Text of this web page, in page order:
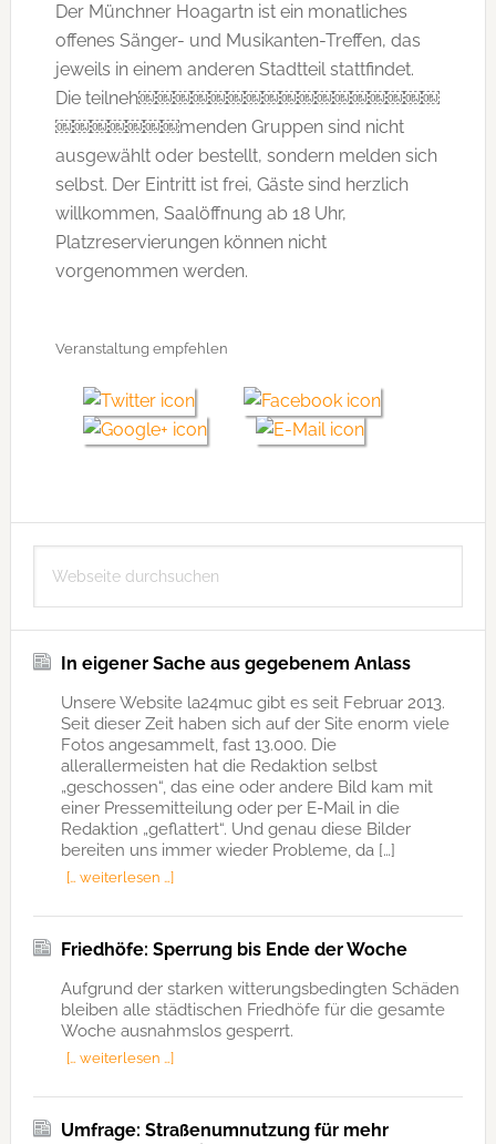
Der Münchner Hoagartn ist ein monatliches
offenes Sänger- und Musikanten-Treffen, das
jeweils in einem anderen Stadtteil stattfindet.
Die teilneh￼￼￼￼￼￼￼￼￼￼￼￼￼￼￼￼￼
￼￼￼￼￼￼￼menden Gruppen sind nicht
ausgewählt oder bestellt, sondern melden sich
selbst. Der Eintritt ist frei, Gäste sind herzlich
willkommen, Saalöffnung ab 18 Uhr,
Platzreservierungen können nicht
vorgenommen werden.
Veranstaltung empfehlen
Seitenspalte
durchsuchen
In eigener Sache aus gegebenem Anlass
Unsere Website la24muc gibt es seit Februar 2013.
Seit dieser Zeit haben sich auf der Site enorm viele
Fotos angesammelt, fast 13.000. Die
allerallermeisten hat die Redaktion selbst
„geschossen“, das eine oder andere Bild kam mit
einer Pressemitteilung oder per E-Mail in die
Redaktion „geflattert“. Und genau diese Bilder
bereiten uns immer wieder Probleme, da […]
[… weiterlesen …]
Friedhöfe: Sperrung bis Ende der Woche
Aufgrund der starken witterungsbedingten Schäden
bleiben alle städtischen Friedhöfe für die gesamte
Woche ausnahmslos gesperrt.
[… weiterlesen …]
Umfrage: Straßenumnutzung für mehr